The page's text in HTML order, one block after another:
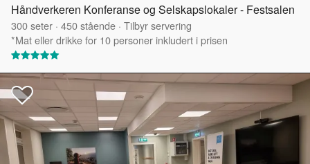
Håndverkeren Konferanse og Selskapslokaler - Festsalen
300seter · 450stående · Tilbyr servering
*Mat eller drikke for 10 personer inkludert i prisen